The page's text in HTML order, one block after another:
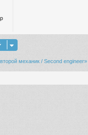
механик / Second engineer»